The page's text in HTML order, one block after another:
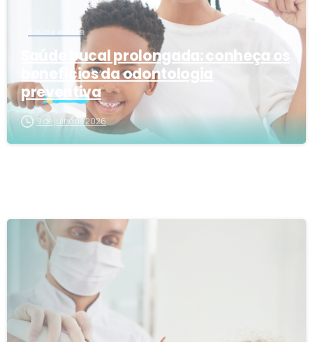
Saúde em Dia
Saúde bucal prolongada: conheça os
benefícios da odontologia
preventiva
9 de julho de 2026